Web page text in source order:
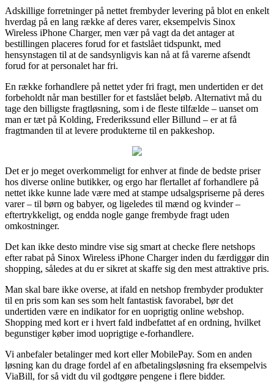
Adskillige forretninger på nettet frembyder levering på blot en enkelt
hverdag på en lang række af deres varer, eksempelvis Sinox
Wireless iPhone Charger, men vær på vagt da det antager at
bestillingen placeres forud for et fastslået tidspunkt, med
hensynstagen til at de sandsynligvis kan nå at få varerne afsendt
forud for at personalet har fri.
En række forhandlere på nettet yder fri fragt, men undertiden er det
forbeholdt når man bestiller for et fastslået beløb. Alternativt må du
tage den billigste fragtløsning, som i de fleste tilfælde – uanset om
man er tæt på Kolding, Frederikssund eller Billund – er at få
fragtmanden til at levere produkterne til en pakkeshop.
Det er jo meget overkommeligt for enhver at finde de bedste priser
hos diverse online butikker, og ergo har flertallet af forhandlere på
nettet ikke kunne lade være med at stampe udsalgspriserne på deres
varer – til børn og babyer, og ligeledes til mænd og kvinder –
eftertrykkeligt, og endda nogle gange frembyde fragt uden
omkostninger.
Det kan ikke desto mindre vise sig smart at checke flere netshops
efter rabat på Sinox Wireless iPhone Charger inden du færdiggør din
shopping, således at du er sikret at skaffe sig den mest attraktive pris.
Man skal bare ikke overse, at ifald en netshop frembyder produkter
til en pris som kan ses som helt fantastisk favorabel, bør det
undertiden være en indikator for en uoprigtig online webshop.
Shopping med kort er i hvert fald indbefattet af en ordning, hvilket
begunstiger køber imod uoprigtige e-forhandlere.
Vi anbefaler betalinger med kort eller MobilePay. Som en anden
løsning kan du drage fordel af en afbetalingsløsning fra eksempelvis
ViaBill, for så vidt du vil godtgøre pengene i flere bidder.